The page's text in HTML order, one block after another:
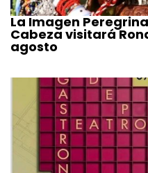
La Imagen
Cabeza visitará
agosto